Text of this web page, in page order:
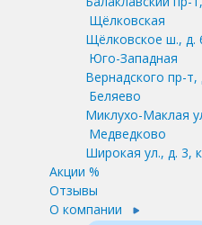
Щёлковская
Щёлковское ш., д.
Юго-Западная
Вернадского пр-т,
Беляево
Миклухо-Маклая
Медведково
Широкая ул., д. 3,
Акции %
Отзывы
О компании